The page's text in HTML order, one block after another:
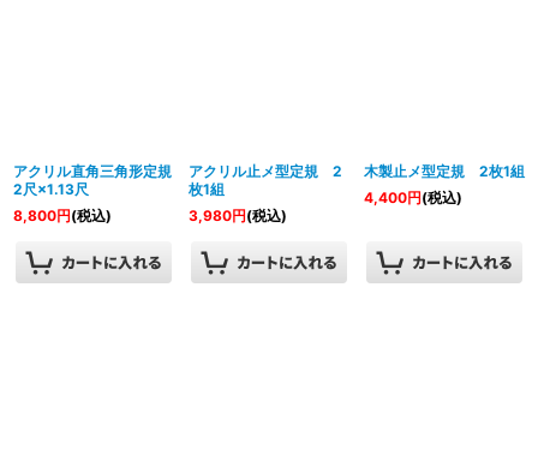
アクリル直角三角形定規
2尺×1.13尺
8,800円(税込)
アクリル止メ型定規 2
枚1組
3,980円(税込)
木製止メ型定規 2枚1組
4,400円(税込)